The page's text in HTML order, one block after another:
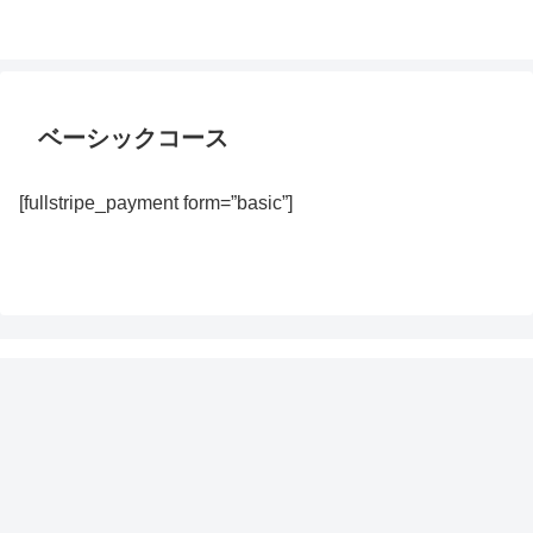
ベーシックコース
[fullstripe_payment form=”basic”]